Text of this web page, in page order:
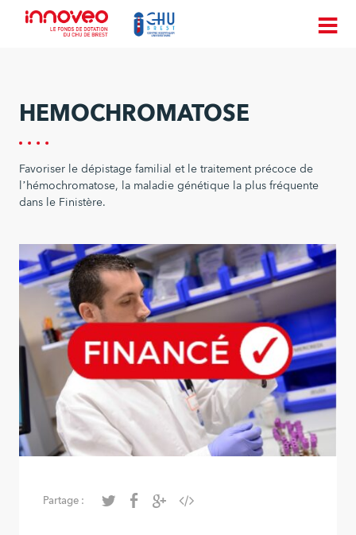
HEMOCHROMATOSE
Favoriser le dépistage familial et le traitement précoce de
l’hémochromatose, la maladie génétique la plus fréquente
dans le Finistère.
Partage :